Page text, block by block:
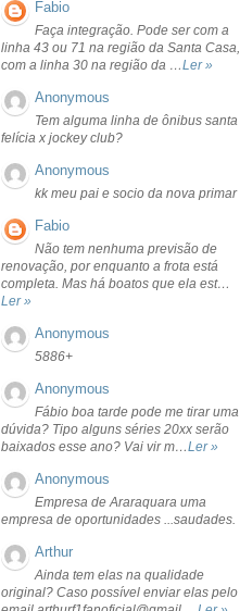
Fabio
Faça integração. Pode ser com a
linha 43 ou 71 na região da Santa Casa,
com a linha 30 na região da …Ler »
Anonymous
Tem alguma linha de ônibus santa
felícia x jockey club?
Anonymous
kk meu pai e socio da nova primar
Fabio
Não tem nenhuma previsão de
renovação, por enquanto a frota está
completa. Mas há boatos que ela est…
Ler »
Anonymous
5886+
Anonymous
Fábio boa tarde pode me tirar uma
dúvida? Tipo alguns séries 20xx serão
baixados esse ano? Vai vir m…Ler »
Anonymous
Empresa de Araraquara uma
empresa de oportunidades ...saudades.
Arthur
Ainda tem elas na qualidade
original? Caso possível enviar elas pelo